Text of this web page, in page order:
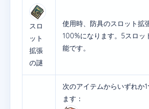
スロ
ット
拡張
の謎
使用時、防具のスロット拡
100%になります。5スロッ
能です。
次のアイテムからいずれか
ます：